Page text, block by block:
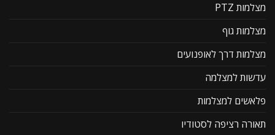
מצלמות PTZ
מצלמות גוף
מצלמות דרך לאופנועים
עדשות למצלמה
פלאשים למצלמות
תאורה רציפה לסטודיו